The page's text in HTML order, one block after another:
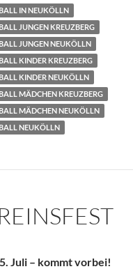
IN NEUKÖLLN
JUNGEN KREUZBERG
JUNGEN NEUKÖLLN
KINDER KREUZBERG
KINDER NEUKÖLLN
MÄDCHEN KREUZBERG
MÄDCHEN NEUKÖLLN
NEUKÖLLN
Juli – kommt vorbei!